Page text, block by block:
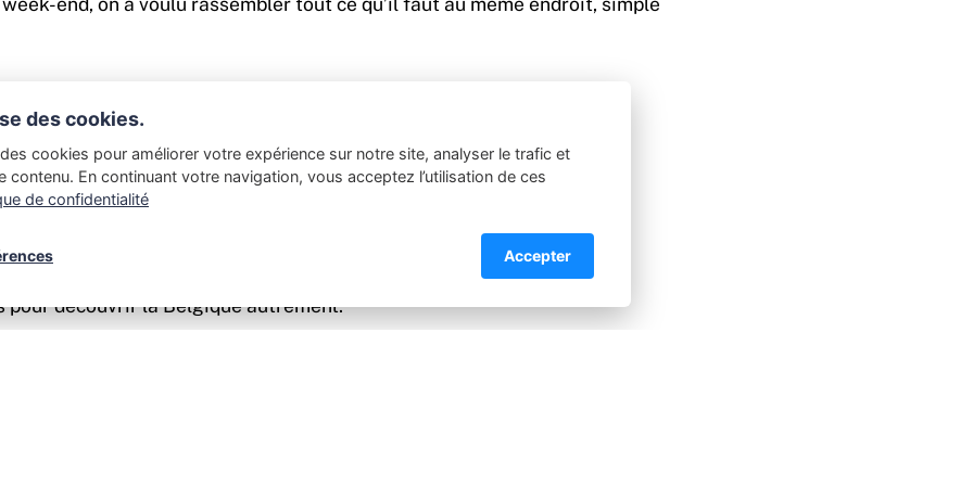
promet
régulièrement mis à jour.
faciles à appliquer.
que vous soyez sur ordi ou smartphone.
pour découvrir la Belgique autrement.
des cookies.
cookies pour améliorer votre expérience sur notre site, analyser le trafic et
contenu. En continuant votre navigation, vous acceptez l’utilisation de ces
de confidentialité
Accepter